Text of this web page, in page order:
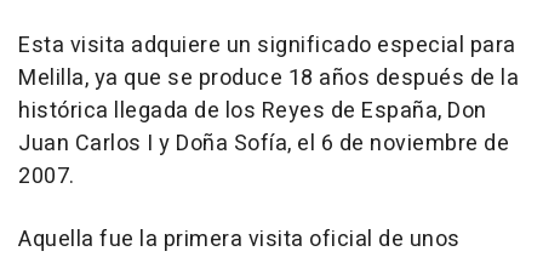
Esta visita adquiere un significado especial para
Melilla, ya que se produce 18 años después de la
histórica llegada de los Reyes de España, Don
Juan Carlos I y Doña Sofía, el 6 de noviembre de
2007.
Aquella fue la primera visita oficial de unos